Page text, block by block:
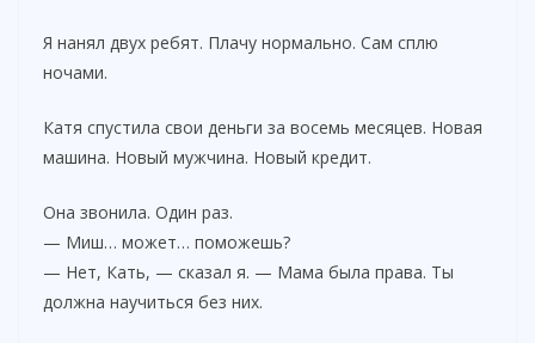
Я нанял двух ребят. Плачу нормально. Сам сплю
ночами.
Катя спустила свои деньги за восемь месяцев. Новая
машина. Новый мужчина. Новый кредит.
Она звонила. Один раз.
— Миш… может… поможешь?
— Нет, Кать, — сказал я. — Мама была права. Ты
должна научиться без них.